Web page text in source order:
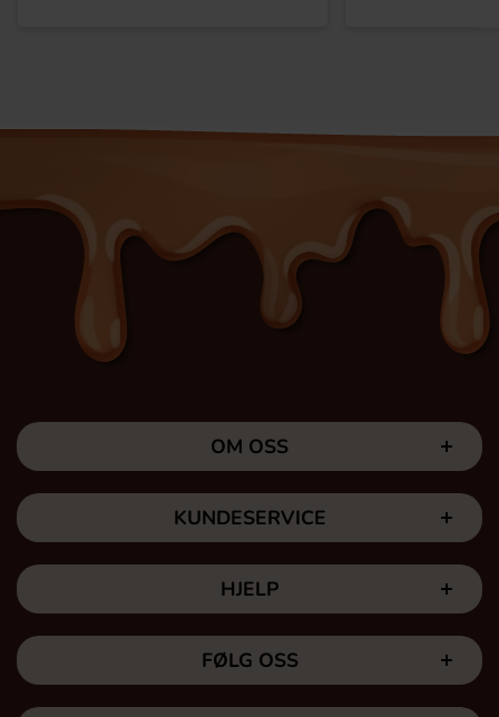
OM OSS
KUNDESERVICE
HJELP
FØLG OSS